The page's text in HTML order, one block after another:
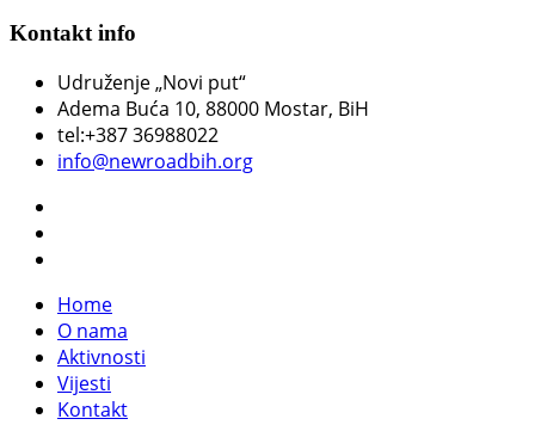
Kontakt info
Udruženje „Novi put“
Adema Buća 10, 88000 Mostar, BiH
tel:+387 36988022
info@newroadbih.org
Home
O nama
Aktivnosti
Vijesti
Kontakt